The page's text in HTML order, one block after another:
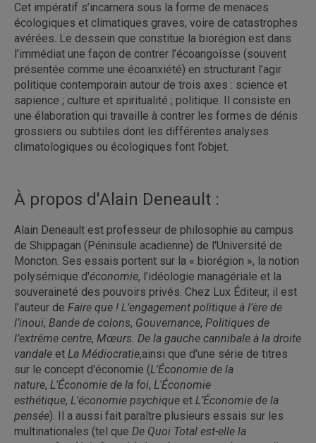
Cet impératif s’incarnera sous la forme de menaces
écologiques et climatiques graves, voire de catastrophes
avérées. Le dessein que constitue la biorégion est dans
l’immédiat une façon de contrer l’écoangoisse (souvent
présentée comme une écoanxiété) en structurant l’agir
politique contemporain autour de trois axes : science et
sapience ; culture et spiritualité ; politique. Il consiste en
une élaboration qui travaille à contrer les formes de dénis
grossiers ou subtiles dont les différentes analyses
climatologiques ou écologiques font l’objet.
À propos d'Alain Deneault :
Alain Deneault est professeur de philosophie au campus
de Shippagan (Péninsule acadienne) de l'Université de
Moncton. Ses essais portent sur la « biorégion », la notion
polysémique d'économie, l’idéologie managériale et la
souveraineté des pouvoirs privés. Chez Lux Éditeur, il est
l’auteur de Faire que ! L’engagement politique à l’ère de
l’inouï, Bande de colons, Gouvernance, Politiques de
l’extrême centre, Mœurs. De la gauche cannibale à la droite
vandale et La Médiocratie,ainsi que d'une série de titres
sur le concept d'économie (L'Économie de la
nature, L'Économie de la foi, L'Économie
esthétique, L'économie psychique et L’Économie de la
pensée). Il a aussi fait paraître plusieurs essais sur les
multinationales (tel que De Quoi Total est-elle la